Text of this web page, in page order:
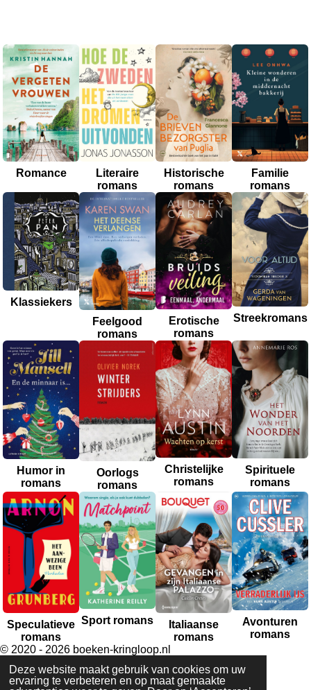
Deze website maakt gebruik van cookies om uw
ervaring te verbeteren en op maat gemaakte
Romance
Literaire
romans
Historische
romans
Familie
romans
Klassiekers
Feelgood
romans
Erotische
romans
Streekromans
Humor in
romans
Oorlogs
romans
Christelijke
romans
Spirituele
romans
Speculatieve
romans
Sport romans
Italiaanse
romans
Avonturen
romans
© 2020 - 2026 boeken-kringloop.nl